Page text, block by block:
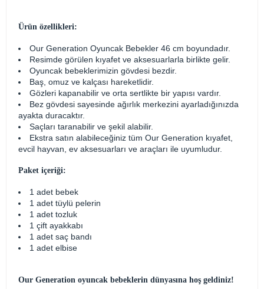
Ürün özellikleri:
Our Generation Oyuncak Bebekler 46 cm boyundadır.
Resimde görülen kıyafet ve aksesuarlarla birlikte gelir.
Oyuncak bebeklerimizin gövdesi bezdir.
Baş, omuz ve kalçası hareketlidir.
Gözleri kapanabilir ve orta sertlikte bir yapısı vardır.
Bez gövdesi sayesinde ağırlık merkezini ayarladığınızda
ayakta duracaktır.
Saçları taranabilir ve şekil alabilir.
Ekstra satın alabileceğiniz tüm Our Generation kıyafet,
evcil hayvan, ev aksesuarları ve araçları ile uyumludur.
Paket içeriği:
1 adet bebek
1 adet tüylü pelerin
1 adet tozluk
1 çift ayakkabı
1 adet saç bandı
1 adet elbise
Our Generation oyuncak bebeklerin dünyasına hoş geldiniz!